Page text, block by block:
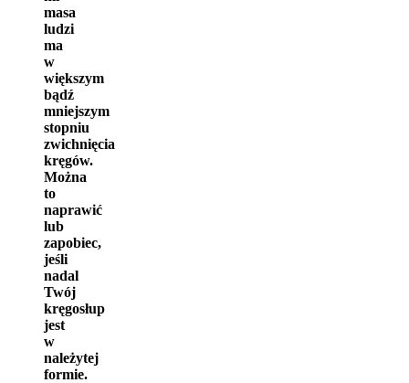
masa
ludzi
ma
w
większym
bądź
mniejszym
stopniu
zwichnięcia
kręgów.
Można
to
naprawić
lub
zapobiec,
jeśli
nadal
Twój
kręgosłup
jest
w
należytej
formie.